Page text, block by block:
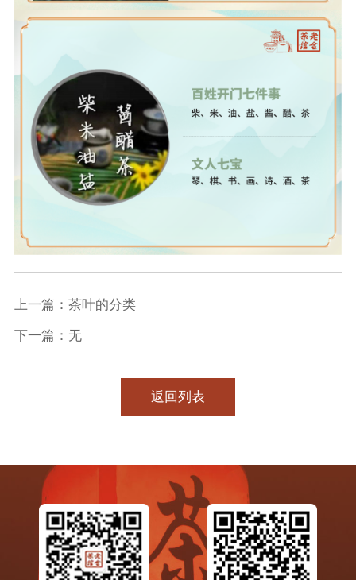
上一篇：茶叶的分类
下一篇：无
返回列表